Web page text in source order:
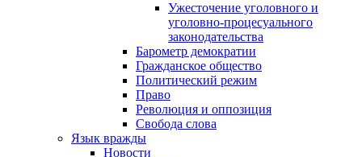
Ужесточение уголовного и
уголовно-процесуального
законодательства
Барометр демократии
Гражданское общество
Политический режим
Право
Революция и оппозиция
Свобода слова
Язык вражды
Новости